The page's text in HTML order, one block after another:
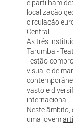
e partilham
localização
circulação
Central.
As três
Tarumba -
- estão
visual e de
vasto e
internacional.
Neste âmbito,
uma jovem